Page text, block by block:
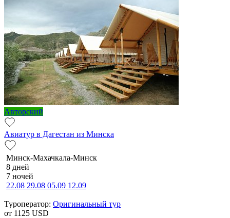
Авторский
Авиатур в Дагестан из Минска
Минск-Махачкала-Минск
8 дней
7 ночей
22.08 29.08 05.09 12.09
Туроператор: Оригинальный тур
от 1125 USD